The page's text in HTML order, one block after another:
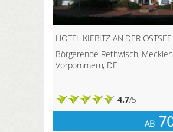
HOTEL KIEBITZ AN DER OSTSEE
Börgerende-Rethwisch,
Vorpommern, DE
4.7/5
AB